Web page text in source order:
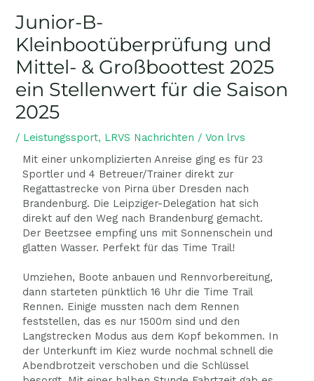
Junior-B-
Kleinbootüberprüfung und
Mittel- & Großboottest 2025
ein Stellenwert für die Saison
2025
/ Leistungssport, LRVS Nachrichten / Vonlrvs
Mit einer unkomplizierten Anreise ging es für 23
Sportler und 4 Betreuer/Trainer direkt zur
Regattastrecke von Pirna über Dresden nach
Brandenburg. Die Leipziger-Delegation hat sich
direkt auf den Weg nach Brandenburg gemacht.
Der Beetzsee empfing uns mit Sonnenschein und
glatten Wasser. Perfekt für das Time Trail!
Umziehen, Boote anbauen und Rennvorbereitung,
dann starteten pünktlich 16 Uhr die Time Trail
Rennen. Einige mussten nach dem Rennen
feststellen, das es nur 1500m sind und den
Langstrecken Modus aus dem Kopf bekommen. In
der Unterkunft im Kiez wurde nochmal schnell die
Abendbrotzeit verschoben und die Schlüssel